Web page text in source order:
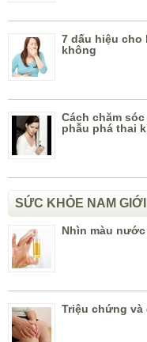
7 dấu hiệu cho
không
Cách chăm
phẫu phá thai
SỨC KHỎE NAM GIỚI
Nhìn màu
Triệu chứng